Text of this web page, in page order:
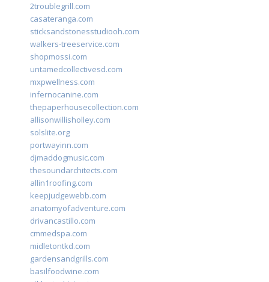
2troublegrill.com
casateranga.com
sticksandstonesstudiooh.com
walkers-treeservice.com
shopmossi.com
untamedcollectivesd.com
mxpwellness.com
infernocanine.com
thepaperhousecollection.com
allisonwillisholley.com
solslite.org
portwayinn.com
djmaddogmusic.com
thesoundarchitects.com
allin1roofing.com
keepjudgewebb.com
anatomyofadventure.com
drivancastillo.com
cmmedspa.com
midletontkd.com
gardensandgrills.com
basilfoodwine.com